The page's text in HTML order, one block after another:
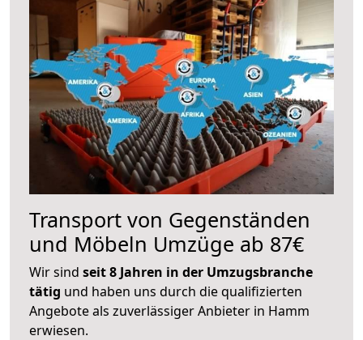
Transport von Gegenständen
und Möbeln Umzüge ab 87€
Wir sind seit 8 Jahren in der Umzugsbranche
tätig und haben uns durch die qualifizierten
Angebote als zuverlässiger Anbieter in Hamm
erwiesen.